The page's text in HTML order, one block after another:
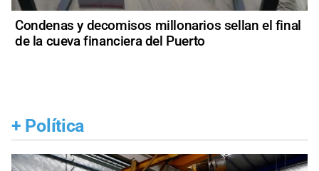
Condenas y decomisos millonarios sellan el final
de la cueva financiera del Puerto
+ Política